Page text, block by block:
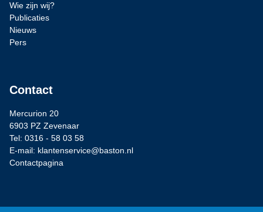
Wie zijn wij?
Publicaties
Nieuws
Pers
Contact
Mercurion 20
6903 PZ Zevenaar
Tel: 0316 - 58 03 58
E-mail: klantenservice@baston.nl
Contactpagina